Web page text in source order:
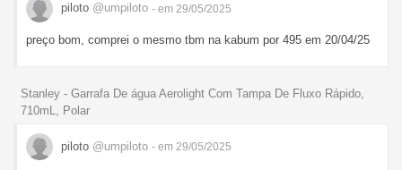
piloto @umpiloto - em 29/05/2025
preço bom, comprei o mesmo tbm na kabum por 495 em 20/04/25
Stanley - Garrafa De água Aerolight Com Tampa De Fluxo Rápido,
710mL, Polar
piloto @umpiloto - em 29/05/2025